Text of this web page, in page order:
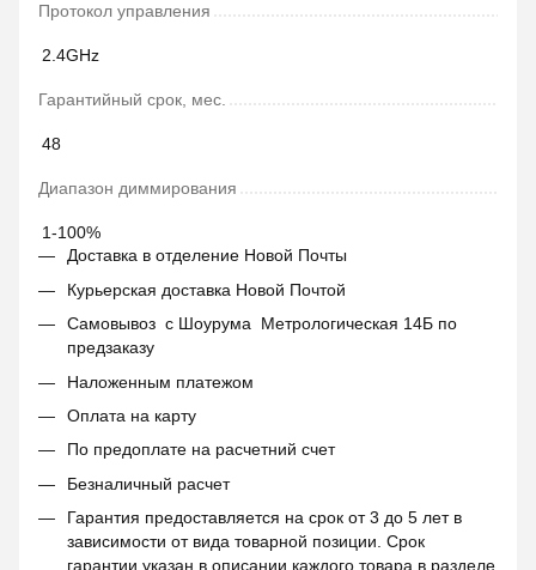
Протокол управления
2.4GHz
Гарантийный срок, мес.
48
Диапазон диммирования
1-100%
Доставка в отделение Новой Почты
Курьерская доставка Новой Почтой
Самовывоз с Шоурума Метрологическая 14Б по
предзаказу
Наложенным платежом
Оплата на карту
По предоплате на расчетний счет
Безналичный расчет
Гарантия предоставляется на срок от 3 до 5 лет в
зависимости от вида товарной позиции. Срок
гарантии указан в описании каждого товара в разделе